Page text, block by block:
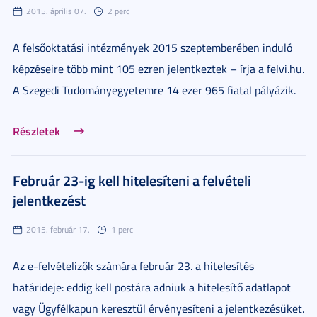
2015. április 07. 2 perc
A felsőoktatási intézmények 2015 szeptemberében induló
képzéseire több mint 105 ezren jelentkeztek – írja a felvi.hu.
A Szegedi Tudományegyetemre 14 ezer 965 fiatal pályázik.
Részletek
Február 23-ig kell hitelesíteni a felvételi
jelentkezést
2015. február 17. 1 perc
Az e-felvételizők számára február 23. a hitelesítés
határideje: eddig kell postára adniuk a hitelesítő adatlapot
vagy Ügyfélkapun keresztül érvényesíteni a jelentkezésüket.